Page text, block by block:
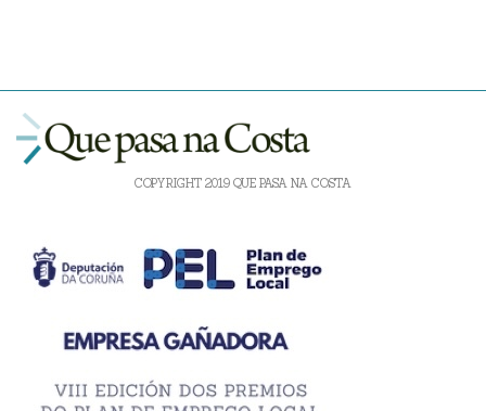
COPYRIGHT 2019 QUE PASA NA COSTA